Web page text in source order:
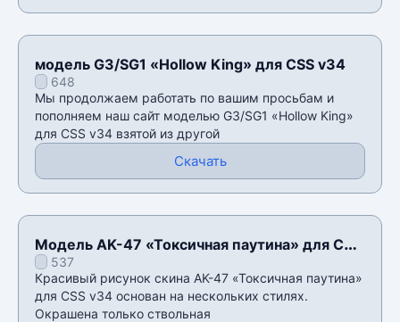
модель G3/SG1 «Hollow King» для CSS v34
648
Мы продолжаем работать по вашим просьбам и
пополняем наш сайт моделью G3/SG1 «Hollow King»
для CSS v34 взятой из другой
Скачать
Модель AK-47 «Токсичная паутина» для CSS
v34537
Красивый рисунок скина AK-47 «Токсичная паутина»
для CSS v34 основан на нескольких стилях.
Окрашена только ствольная